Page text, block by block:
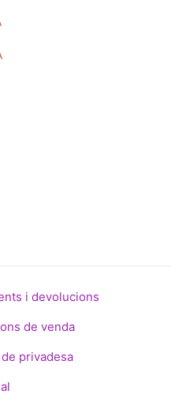
i devolucions
de venda
privadesa